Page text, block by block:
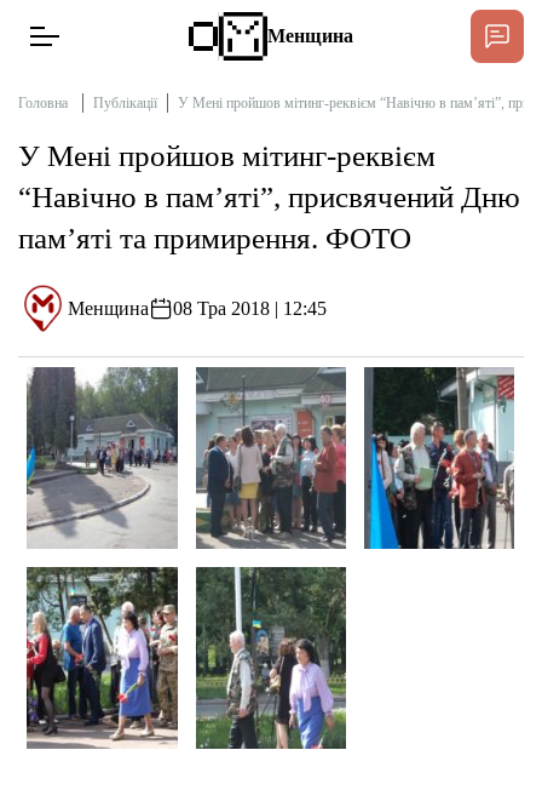
Новини
Тексти
Публікації
Про нас
Бюджет
Тендери
Довідник
Контакти
Менщина
Головна Публікації У Мені пройшов мітинг-реквієм “Навічно в пам’яті”,
У Мені пройшов мітинг-реквієм
“Навічно в пам’яті”, присвячений Дню
пам’яті та примирення. ФОТО
Менщина 08 Тра 2018 | 12:45